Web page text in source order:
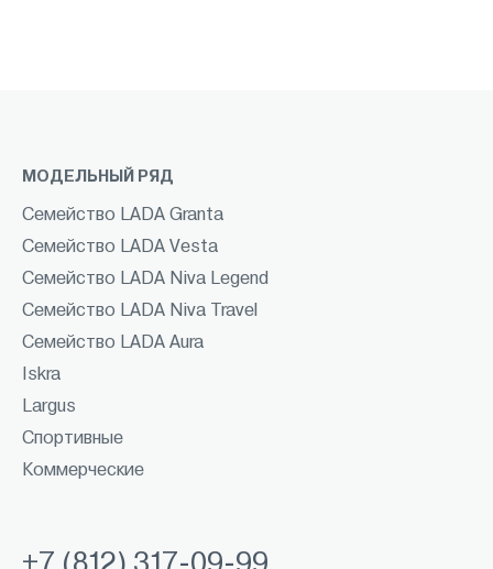
МОДЕЛЬНЫЙ РЯД
Семейство LADA Granta
Семейство LADA Vesta
Семейство LADA Niva Legend
Семейство LADA Niva Travel
Семейство LADA Aura
Iskra
Largus
Спортивные
Коммерческие